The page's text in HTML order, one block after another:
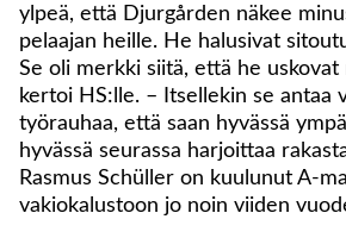
ylpeä, että Djurgården näkee
pelaajan heille. He halusivat
Se oli merkki siitä, että he
kertoi HS:lle. – Itsellekin se antaa
työrauhaa, että saan hyvässä
hyvässä seurassa harjoittaa
Rasmus Schüller on kuulunut A-
vakiokalustoon jo noin viiden